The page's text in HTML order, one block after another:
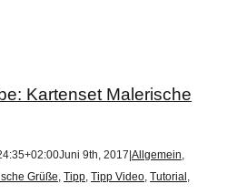
Kartenset Malerische
Juni 9th, 2017 Allgemein,
Grüße, Tipp, Tipp Video, Tutorial ,